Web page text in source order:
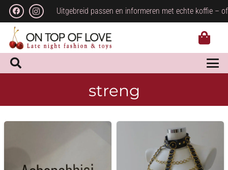
Uitgebreid passen en informeren met echte koffie –
streng